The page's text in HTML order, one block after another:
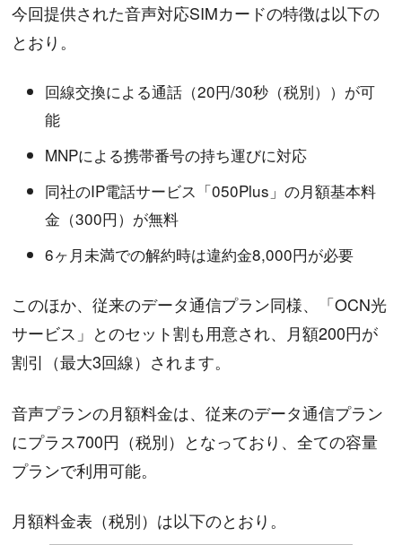
今回提供された音声対応SIMカードの特徴は以下の
とおり。
回線交換による通話（20円/30秒（税別））が可
能
MNPによる携帯番号の持ち運びに対応
同社のIP電話サービス「050Plus」の月額基本料
金（300円）が無料
6ヶ月未満での解約時は違約金8,000円が必要
このほか、従来のデータ通信プラン同様、「OCN光
サービス」とのセット割も用意され、月額200円が
割引（最大3回線）されます。
音声プランの月額料金は、従来のデータ通信プラン
にプラス700円（税別）となっており、全ての容量
プランで利用可能。
月額料金表（税別）は以下のとおり。